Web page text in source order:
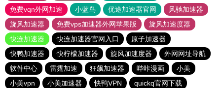
免费vqn外网加速
小蓝鸟 优途加速器官网
风驰加速器
旋风加速器
免费vps加速器外网苹果版
旋风加速度器
快连加速器
快连加速器官网入口
原子加速器
快鸭加速器
快柠檬加速器 旋风加速度器
外网网址导航
软件中心
雷霆加速 狂飙加速器 哔咔漫画
小美
小美vpn
小美加速器 快鸭VPN
quickq官网下载